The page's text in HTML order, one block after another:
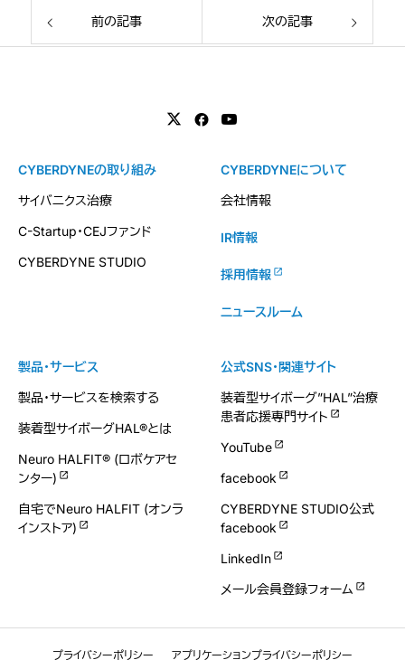
前の記事 次の記事
製品・サービス
製品・サービスを検索する
装着型サイボーグHAL®とは
Neuro HALFIT® (ロボケアセ
ンター)
自宅でNeuro HALFIT (オンラ
インストア)
CYBERDYNEの取り組み
サイバニクス治療
C-Startup・CEJファンド
CYBERDYNE STUDIO
CYBERDYNEについて
会社情報
IR情報
採用情報
ニュースルーム
公式SNS・関連サイト
装着型サイボーグ”HAL”治療
患者応援専門サイト
YouTube
facebook
CYBERDYNE STUDIO公式
facebook
LinkedIn
メール会員登録フォーム
プライバシーポリシー アプリケーションプライバシーポリシー